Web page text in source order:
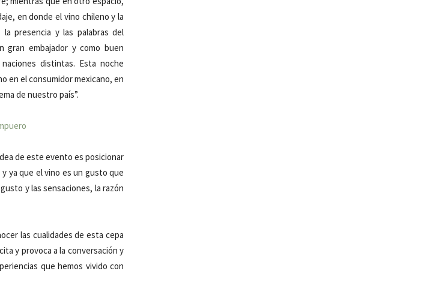
en donde el vino chileno y la
presencia y las palabras del
gran embajador y como buen
distintas. Esta noche
en el consumidor mexicano, en
de nuestro país”.
de este evento es posicionar
ya que el vino es un gusto que
y las sensaciones, la razón
las cualidades de esta cepa
y provoca a la conversación y
que hemos vivido con